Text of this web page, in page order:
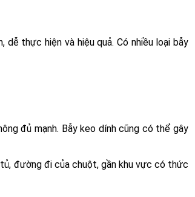
thực hiện và hiệu quả. Có nhiều loại bẫy
đủ mạnh. Bẫy keo dính cũng có thể gây
đường đi của chuột, gần khu vực có thức